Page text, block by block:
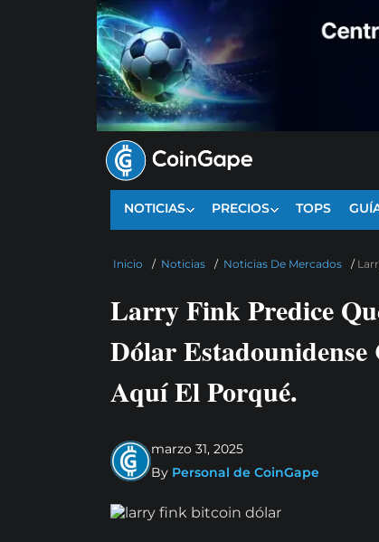
NOTICIAS PRECIOS TOPS
Inicio / Noticias / Noticias De Mercados /
Larry Fink Predice
Dólar Estadounidense
Aquí El Porqué.
marzo 31, 2025
By Personal de CoinGape